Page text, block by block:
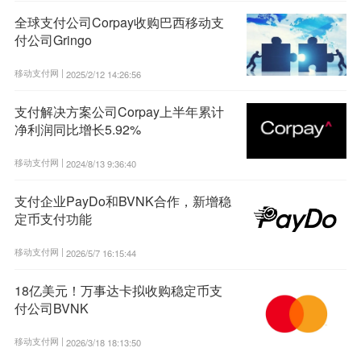
全球支付公司Corpay收购巴西移动支
付公司Gringo
移动支付网 | 2025/2/12 14:26:56
支付解决方案公司Corpay上半年累计
净利润同比增长5.92%
移动支付网 | 2024/8/13 9:36:40
支付企业PayDo和BVNK合作，新增稳
定币支付功能
移动支付网 | 2026/5/7 16:15:44
18亿美元！万事达卡拟收购稳定币支
付公司BVNK
移动支付网 | 2026/3/18 18:13:50